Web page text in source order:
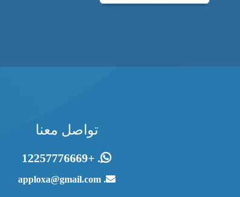
تواصل معنا
. +12257776669
. apploxa@gmail.com